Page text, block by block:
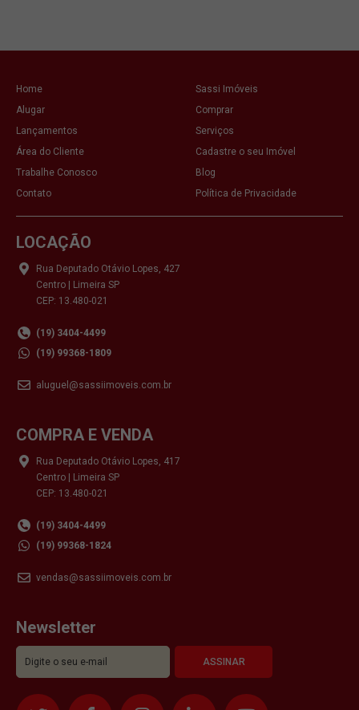
Home
Sassi Imóveis
Alugar
Comprar
Lançamentos
Serviços
Área do Cliente
Cadastre o seu Imóvel
Trabalhe Conosco
Blog
Contato
Política de Privacidade
LOCAÇÃO
Rua Deputado Otávio Lopes, 427
Centro | Limeira SP
CEP: 13.480-021
(19) 3404-4499
(19) 99368-1809
aluguel@sassiimoveis.com.br
COMPRA E VENDA
Rua Deputado Otávio Lopes, 417
Centro | Limeira SP
CEP: 13.480-021
(19) 3404-4499
(19) 99368-1824
vendas@sassiimoveis.com.br
Newsletter